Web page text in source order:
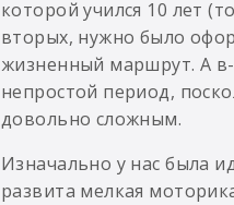
которой учился 10 лет
вторых, нужно было
жизненный маршрут. А
непростой период,
довольно сложным.
Изначально у нас была
развита мелкая